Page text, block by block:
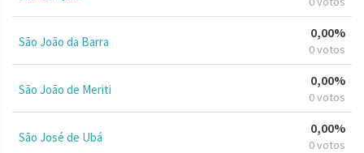
São João da Barra
0,00%
0 votos
São João de Meriti
0,00%
0 votos
São José de Ubá
0,00%
0 votos